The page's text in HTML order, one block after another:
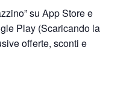
su App Store e
Play (Scaricando la
offerte, sconti e